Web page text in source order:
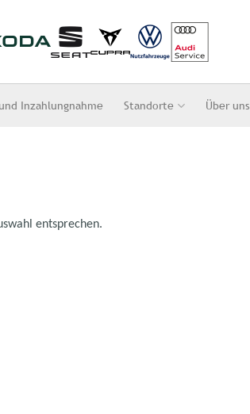
Inzahlungnahme Standorte Über uns
entsprechen.